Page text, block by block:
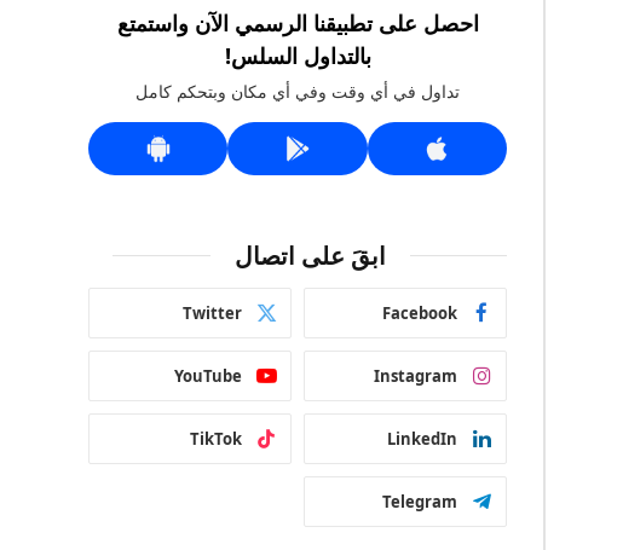
احصل على تطبيقنا الرسمي الآن واستمتع
بالتداول السلس!
تداول في أي وقت وفي أي مكان وبتحكم كامل
ابقَ على اتصال
Facebook
Twitter
Instagram
YouTube
LinkedIn
TikTok
Telegram